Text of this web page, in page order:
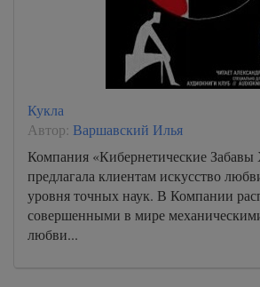
Кукла
Автор: Варшавский Илья
Компания «Кибернетические Забавы
предлагала клиентам искусство
уровня точных наук. В Компании
совершенными в мире
любви...